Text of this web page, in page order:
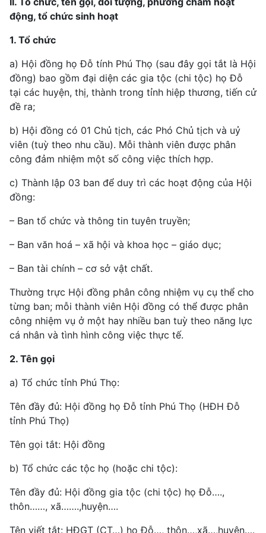
động, tổ chức sinh hoạt
1. Tổ chức
a) Hội đồng họ Đỗ tính Phú Thọ (sau đây gọi tắt là Hội
đồng) bao gồm đại diện các gia tộc (chi tộc) họ Đỗ
tại các huyện, thị, thành trong tỉnh hiệp thương, tiến cử
đề ra;
b) Hội đồng có 01 Chủ tịch, các Phó Chủ tịch và uỷ
viên (tuỳ theo nhu cầu). Mỗi thành viên được phân
công đảm nhiệm một số công việc thích hợp.
c) Thành lập 03 ban để duy trì các hoạt động của Hội
đồng:
– Ban tổ chức và thông tin tuyên truyền;
– Ban văn hoá – xã hội và khoa học – giáo dục;
– Ban tài chính – cơ sở vật chất.
Thường trực Hội đồng phân công nhiệm vụ cụ thể cho
từng ban; mỗi thành viên Hội đồng có thể được phân
công nhiệm vụ ở một hay nhiều ban tuỳ theo năng lực
cá nhân và tình hình công việc thực tế.
2. Tên gọi
a) Tổ chức tỉnh Phú Thọ:
Tên đầy đủ: Hội đồng họ Đỗ tỉnh Phú Thọ (HĐH Đỗ
tỉnh Phú Thọ)
Tên gọi tắt: Hội đồng
b) Tổ chức các tộc họ (hoặc chi tộc):
Tên đầy đủ: Hội đồng gia tộc (chi tộc) họ Đỗ….,
thôn……, xã…….,huyện….
Tên viết tắt: HĐGT (CT…) họ Đỗ…, thôn…,xã…,huyện….